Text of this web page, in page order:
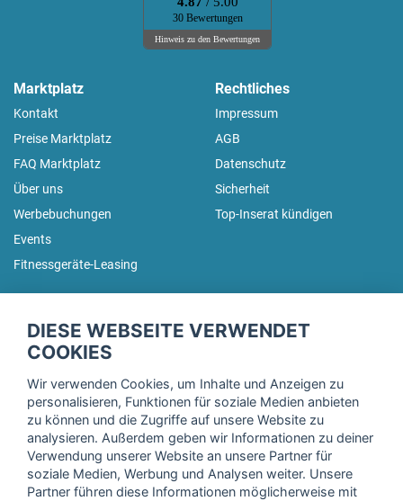
30 Bewertungen
Hinweis zu den Bewertungen
Marktplatz
Kontakt
Preise Marktplatz
FAQ Marktplatz
Über uns
Werbebuchungen
Events
Fitnessgeräte-Leasing
Rechtliches
Impressum
AGB
Datenschutz
Sicherheit
Top-Inserat kündigen
Trage dich hier für unseren Newsletter ein und erhalte regelmäßig
Ich stimme der Verarbeitung meiner Daten, wie in der
Einwilligungserklärungder fitnessmarkt.de services GmbH
beschrieben, zu und bestätige, dass ich das 16. Lebensjahr
DIESE WEBSEITE VERWENDET
COOKIES
Wir verwenden Cookies, um Inhalte und Anzeigen zu
personalisieren, Funktionen für soziale Medien anbieten
zu können und die Zugriffe auf unsere Website zu
analysieren. Außerdem geben wir Informationen zu deiner
Verwendung unserer Website an unsere Partner für
soziale Medien, Werbung und Analysen weiter. Unsere
Partner führen diese Informationen möglicherweise mit